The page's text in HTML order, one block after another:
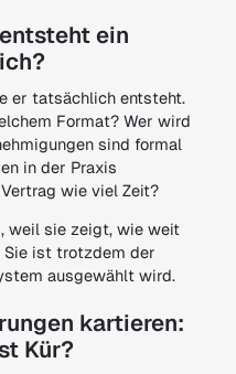
ein
er tatsächlich entsteht.
Format? Wer wird
sind formal
in der Praxis
wie viel Zeit?
weil sie zeigt, wie weit
Sie ist trotzdem der
ausgewählt wird.
kartieren:
Kür?